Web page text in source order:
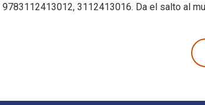
3112413016. Da el salto al